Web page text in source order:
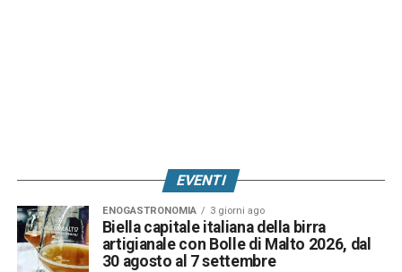
EVENTI
ENOGASTRONOMIA 3 giorni ago
Biella capitale italiana della birra
artigianale con Bolle di Malto 2026, dal
30 agosto al 7 settembre